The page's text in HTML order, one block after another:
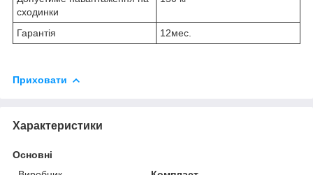
сходинки
Гарантія 12мес.
Приховати
Характеристики
Основні